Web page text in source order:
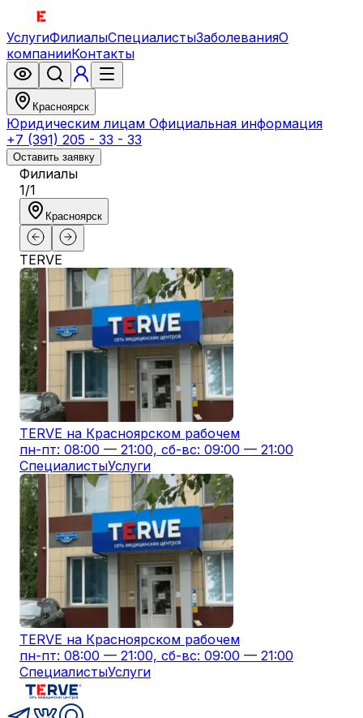
УслугиФилиалыСпециалистыЗаболеванияО
компанииКонтакты
Красноярск
Юридическим лицам Официальная информация
+7 (391) 205 - 33 - 33
Оставить заявку
Филиалы
1/1
Красноярск
TERVE
TERVE на Красноярском рабочем
пн-пт: 08:00 — 21:00, сб-вс: 09:00 — 21:00
СпециалистыУслуги
TERVE на Красноярском рабочем
пн-пт: 08:00 — 21:00, сб-вс: 09:00 — 21:00
СпециалистыУслуги